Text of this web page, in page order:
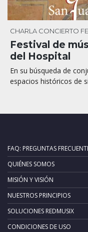
CHARLA CONCIERTO
Festival de
del Hospital
En su búsqueda de
espacios históricos de
FAQ: PREGUNTAS
QUIÉNES SOMOS
MISIÓN Y VISIÓN
NUESTROS PRINCIPIOS
SOLUCIONES REDMUSIX
CONDICIONES DE USO